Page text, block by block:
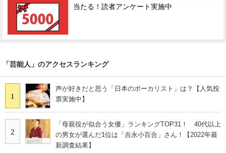
当たる！読者アンケート実施中
「芸能人」のアクセスランキング
1
声が好きだと思う「日本のボーカリスト」は？【人気投
票実施中】
2
「母親役が似合う女優」ランキングTOP31！ 40代以上
の男女が選んだ1位は「吉永小百合」さん！【2022年最
新調査結果】